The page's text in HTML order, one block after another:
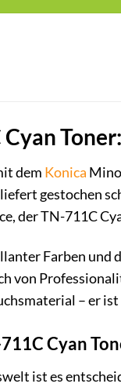
dem Konica
gestochen
der TN-711C
Farben und
von
– er
Cyan
ist es